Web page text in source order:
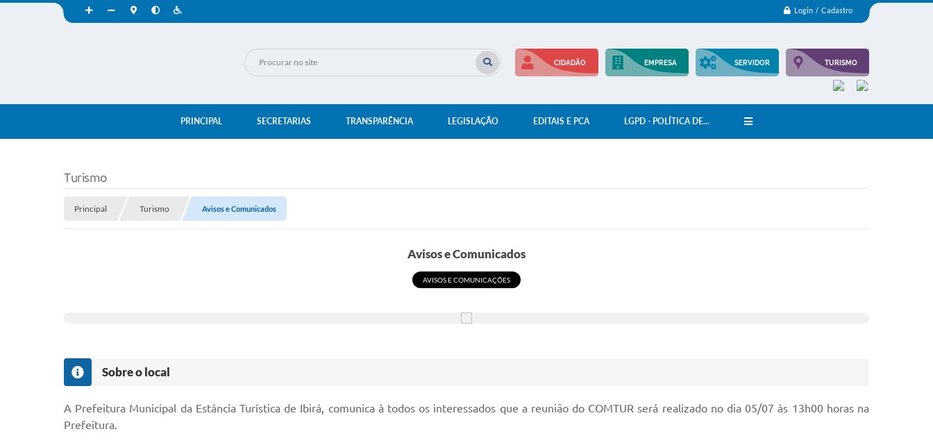
Login / Cadastro
CIDADÃO EMPRESA SERVIDOR TURISMO
PRINCIPAL SECRETARIAS TRANSPARÊNCIA LEGISLAÇÃO EDITAIS E PCA LGPD - POLÍTICA DE...
Turismo
Principal Turismo Avisos e Comunicados
Avisos e Comunicados
AVISOS E COMUNICAÇÕES
Sobre o local
A Prefeitura Municipal da Estância Turística de Ibirá, comunica à todos os interessados que a reunião do COMTUR será realizado no dia 05/07 às 13h00 horas na
Prefeitura.